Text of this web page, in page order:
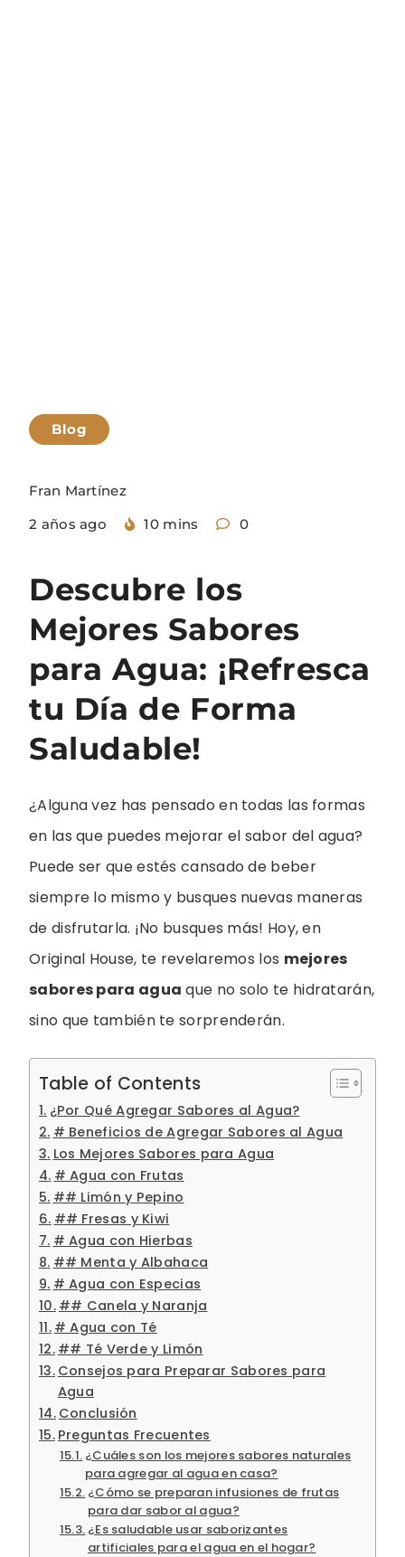
Blog
Fran Martínez
2 años ago
10 mins 0
Descubre los
Mejores Sabores
para Agua: ¡Refresca
tu Día de Forma
Saludable!
¿Alguna vez has pensado en todas las formas
en las que puedes mejorar el sabor del agua?
Puede ser que estés cansado de beber
siempre lo mismo y busques nuevas maneras
de disfrutarla. ¡No busques más! Hoy, en
Original House, te revelaremos los mejores
sabores para agua que no solo te hidratarán,
sino que también te sorprenderán.
Table of Contents
¿Por Qué Agregar Sabores al Agua?
# Beneficios de Agregar Sabores al Agua
Los Mejores Sabores para Agua
# Agua con Frutas
## Limón y Pepino
## Fresas y Kiwi
# Agua con Hierbas
## Menta y Albahaca
# Agua con Especias
## Canela y Naranja
# Agua con Té
## Té Verde y Limón
Consejos para Preparar Sabores para
Agua
Conclusión
Preguntas Frecuentes
¿Cuáles son los mejores sabores naturales
para agregar al agua en casa?
¿Cómo se preparan infusiones de frutas
para dar sabor al agua?
¿Es saludable usar saborizantes
artificiales para el agua en el hogar?